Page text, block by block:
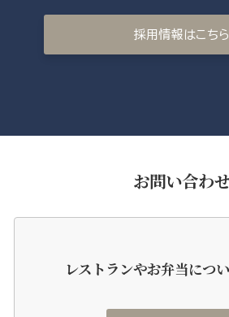
採用情報はこちら
お問い合わ
レストランやお弁当につ